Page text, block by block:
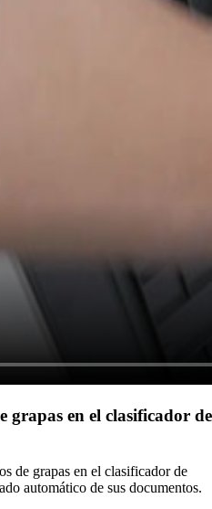
grapas en el clasificador de
de grapas en el clasificador de
automático de sus documentos.